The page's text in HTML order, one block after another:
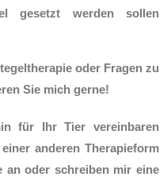
gesetzt werden sollen
oder Fragen zu
Sie mich gerne!
für Ihr Tier vereinbaren
anderen Therapieform
an oder schreiben mir eine